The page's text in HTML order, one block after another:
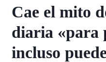
Cae el mito
diaria «para
incluso